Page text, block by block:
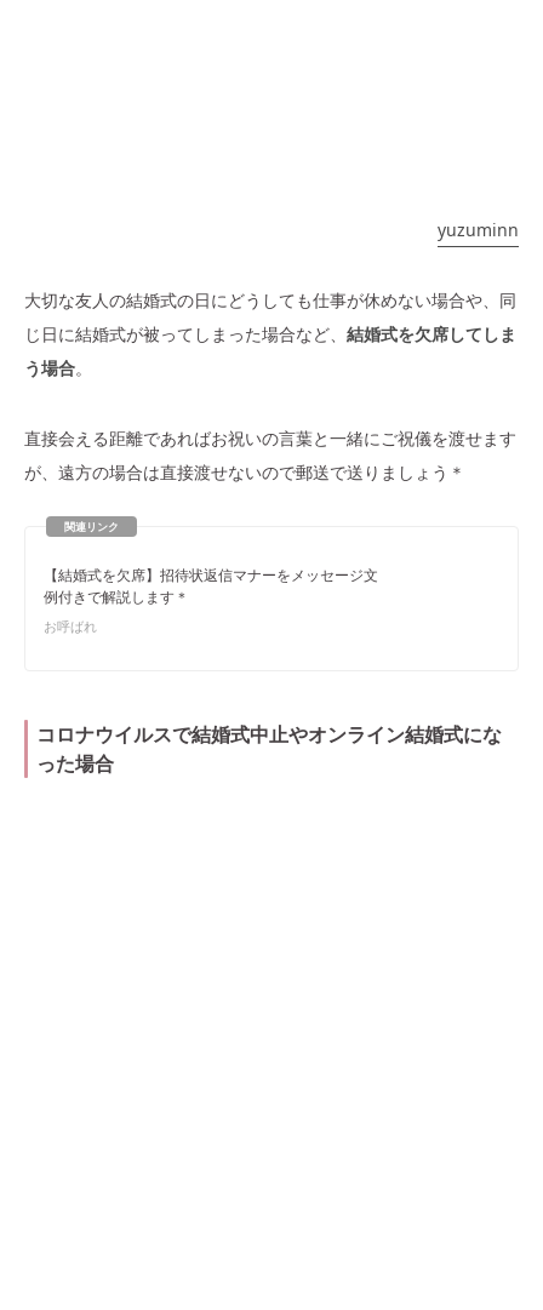
yuzuminn
大切な友人の結婚式の日にどうしても仕事が休めない場合や、同
じ日に結婚式が被ってしまった場合など、 結婚式を欠席してしま
う場合。
直接会える距離であればお祝いの言葉と一緒にご祝儀を渡せます
が、遠方の場合は直接渡せないので郵送で送りましょう＊
【結婚式を欠席】招待状返信マナーをメッセージ文
例付きで解説します＊
お呼ばれ
コロナウイルスで結婚式中止やオンライン結婚式にな
った場合